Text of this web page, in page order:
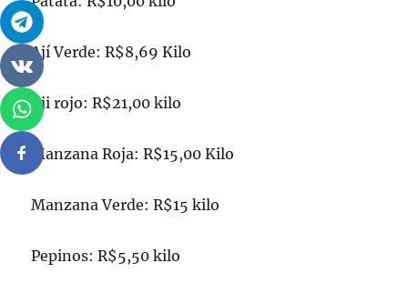
Ají Verde: R$8,69 Kilo
Aji rojo: R$21,00 kilo
Manzana Roja: R$15,00 Kilo
Manzana Verde: R$15 kilo
Pepinos: R$5,50 kilo